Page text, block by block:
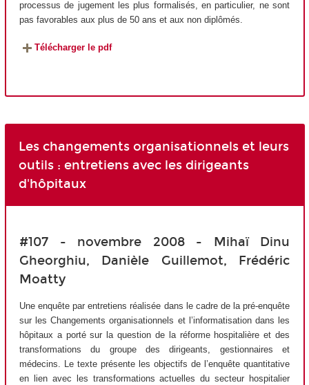
processus de jugement les plus formalisés, en particulier, ne sont
pas favorables aux plus de 50 ans et aux non diplômés.
Télécharger le pdf
Les changements organisationnels et leurs
outils : entretiens avec les dirigeants
d'hôpitaux
#107 - novembre 2008 - Mihaï Dinu
Gheorghiu, Danièle Guillemot, Frédéric
Moatty
Une enquête par entretiens réalisée dans le cadre de la pré-enquête
sur les Changements organisationnels et l’informatisation dans les
hôpitaux a porté sur la question de la réforme hospitalière et des
transformations du groupe des dirigeants, gestionnaires et
médecins. Le texte présente les objectifs de l’enquête quantitative
en lien avec les transformations actuelles du secteur hospitalier